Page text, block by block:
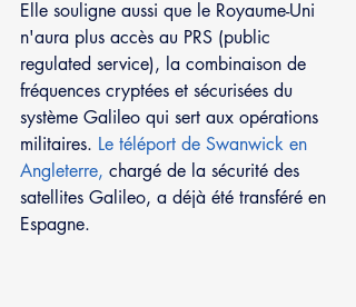
Elle souligne aussi que le Royaume-Uni
n'aura plus accès au PRS (public
regulated service), la combinaison de
fréquences cryptées et sécurisées du
système Galileo qui sert aux opérations
militaires. Le téléport de Swanwick en
Angleterre, chargé de la sécurité des
satellites Galileo, a déjà été transféré en
Espagne.